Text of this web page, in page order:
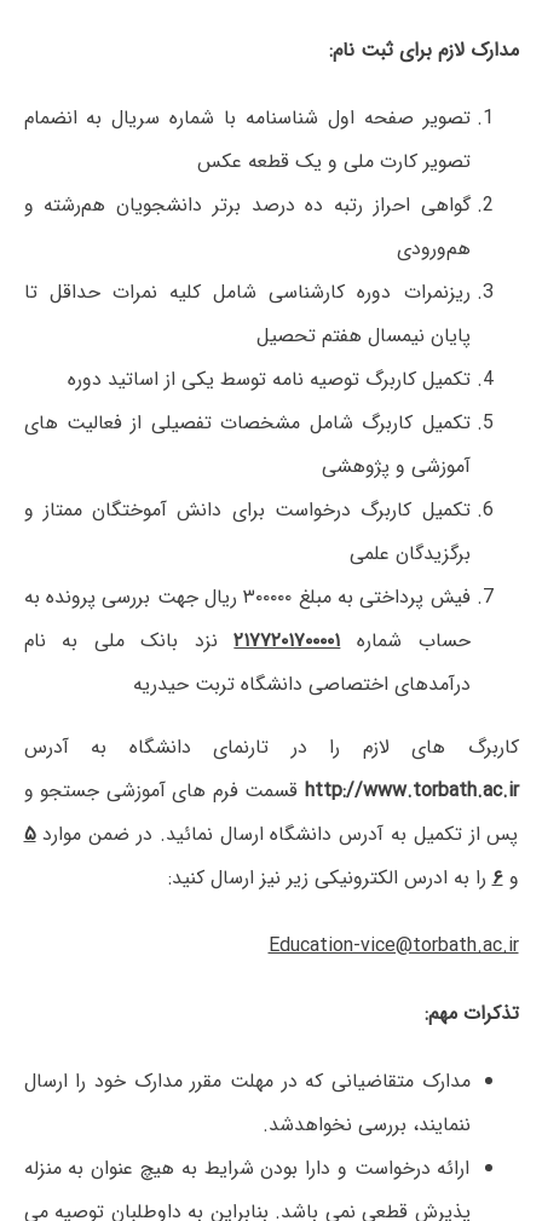
مدارک لازم برای ثبت نام:
تصویر صفحه اول شناسنامه با شماره سریال به انضمام
تصویر کارت ملی و یک قطعه عکس
گواهی احراز رتبه ده درصد برتر دانشجویان هم‌رشته و
هم‌ورودی
ریزنمرات دوره کارشناسی شامل کلیه نمرات حداقل تا
پایان نیمسال هفتم تحصیل
تکمیل کاربرگ توصیه نامه توسط یکی از اساتید دوره
تکمیل کاربرگ شامل مشخصات تفصیلی از فعالیت های
آموزشی و پژوهشی
تکمیل کاربرگ درخواست برای دانش آموختگان ممتاز و
برگزیدگان علمی
فیش پرداختی به مبلغ ۳۰۰۰۰۰ ریال جهت بررسی پرونده به
حساب شماره۲۱۷۷۲۰۱۷۰۰۰۰۱نزد بانک ملی به نام
درآمدهای اختصاصی دانشگاه تربت حیدریه
کاربرگ های لازم را در تارنمای دانشگاه به آدرس
http://www.torbath.ac.ir قسمت فرم های آموزشی جستجو و
پس از تکمیل به آدرس دانشگاه ارسال نمائید. در ضمن موارد۵
و۶را به ادرس الکترونیکی زیر نیز ارسال کنید:
Education-vice@torbath.ac.ir
تذکرات مهم:
مدارک متقاضیانی که در مهلت مقرر مدارک خود را ارسال
ننمایند، بررسی نخواهدشد.
ارائه درخواست و دارا بودن شرایط به هیچ عنوان به منزله
پذیرش قطعی نمی باشد. بنابراین به داوطلبان توصیه می